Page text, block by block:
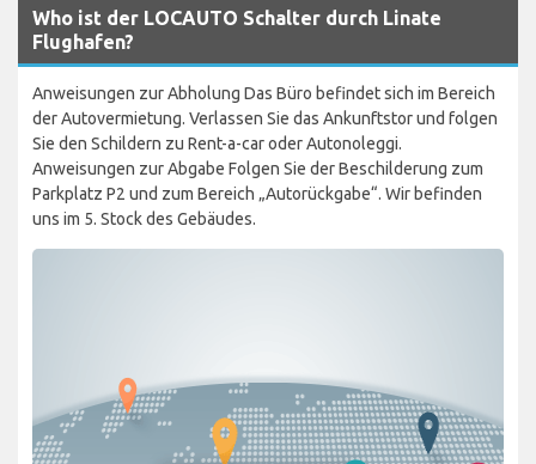
Who ist der LOCAUTO Schalter durch Linate
Flughafen?
Anweisungen zur Abholung Das Büro befindet sich im Bereich
der Autovermietung. Verlassen Sie das Ankunftstor und folgen
Sie den Schildern zu Rent-a-car oder Autonoleggi.
Anweisungen zur Abgabe Folgen Sie der Beschilderung zum
Parkplatz P2 und zum Bereich „Autorückgabe“. Wir befinden
uns im 5. Stock des Gebäudes.